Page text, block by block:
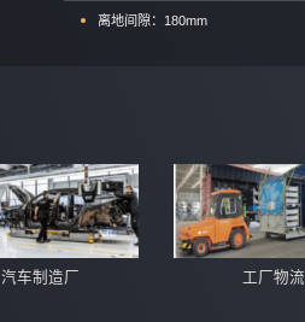
离地间隙：180mm
汽车制造厂 工厂物流